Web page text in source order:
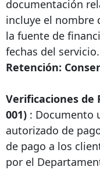
documentación
incluye el nombre
la fuente de
fechas del servicio.
Retención:
Verificaciones de
001) : Documento
autorizado de
de pago a los
por el